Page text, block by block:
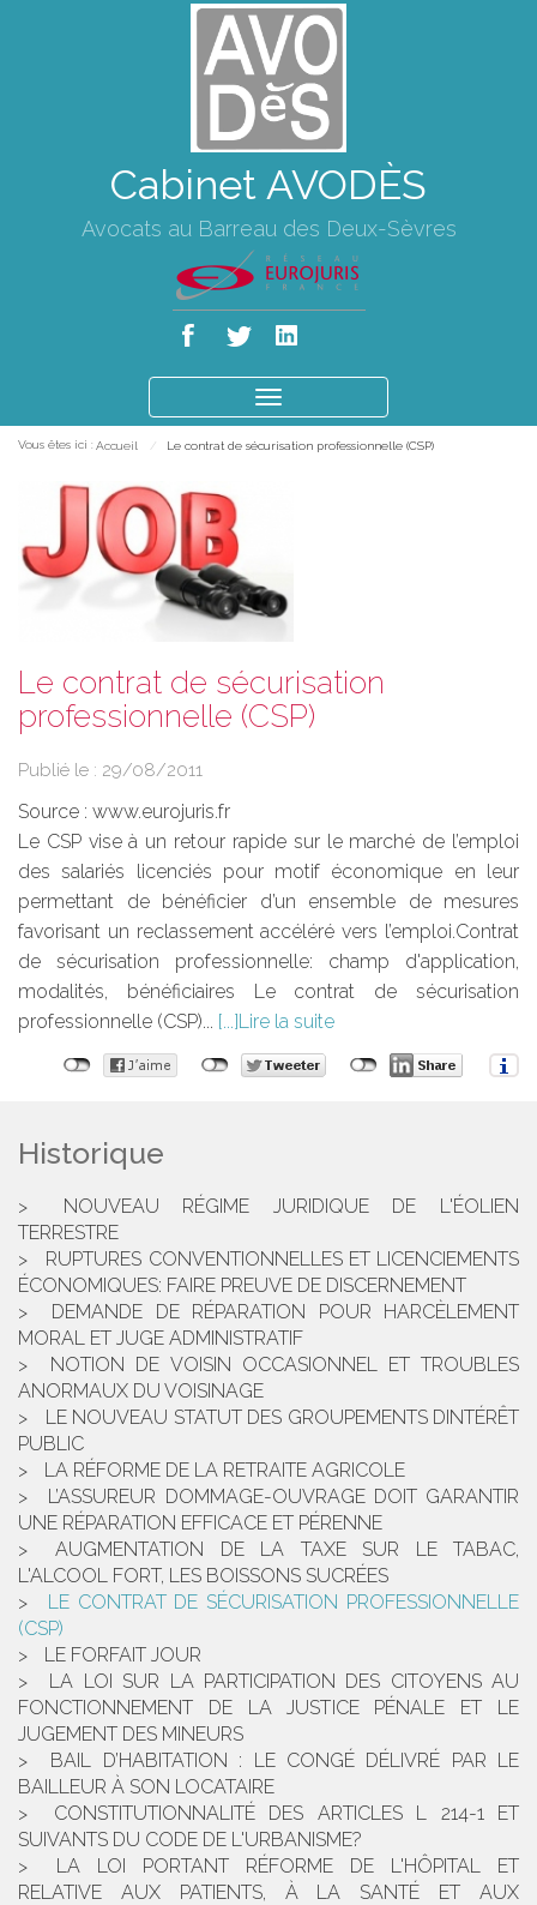
Cabinet AVODÈS
Avocats au Barreau des Deux-Sèvres
le
Vous êtes ici : Accueil Le contrat de sécurisation professionnelle (CSP)
Le contrat de sécurisation
professionnelle (CSP)
Publié le : 29/08/2011
Source : www.eurojuris.fr
Le CSP vise à un retour rapide sur le marché de l’emploi
des salariés licenciés pour motif économique en leur
permettant de bénéficier d’un ensemble de mesures
favorisant un reclassement accéléré vers l’emploi.Contrat
de sécurisation professionnelle: champ d'application,
modalités, bénéficiaires Le contrat de sécurisation
professionnelle (CSP)...
Lire la suite
Historique
NOUVEAU RÉGIME JURIDIQUE DE L'ÉOLIEN
TERRESTRE
RUPTURES CONVENTIONNELLES ET LICENCIEMENTS
ÉCONOMIQUES: FAIRE PREUVE DE DISCERNEMENT
DEMANDE DE RÉPARATION POUR HARCÈLEMENT
MORAL ET JUGE ADMINISTRATIF
NOTION DE VOISIN OCCASIONNEL ET TROUBLES
ANORMAUX DU VOISINAGE
LE NOUVEAU STATUT DES GROUPEMENTS DINTÉRÊT
PUBLIC
LA RÉFORME DE LA RETRAITE AGRICOLE
L’ASSUREUR DOMMAGE-OUVRAGE DOIT GARANTIR
UNE RÉPARATION EFFICACE ET PÉRENNE
AUGMENTATION DE LA TAXE SUR LE TABAC,
L'ALCOOL FORT, LES BOISSONS SUCRÉES
LE CONTRAT DE SÉCURISATION PROFESSIONNELLE
(CSP)
LE FORFAIT JOUR
LA LOI SUR LA PARTICIPATION DES CITOYENS AU
FONCTIONNEMENT DE LA JUSTICE PÉNALE ET LE
JUGEMENT DES MINEURS
BAIL D’HABITATION : LE CONGÉ DÉLIVRÉ PAR LE
BAILLEUR À SON LOCATAIRE
CONSTITUTIONNALITÉ DES ARTICLES L 214-1 ET
SUIVANTS DU CODE DE L'URBANISME?
LA LOI PORTANT RÉFORME DE L'HÔPITAL ET
RELATIVE AUX PATIENTS, À LA SANTÉ ET AUX